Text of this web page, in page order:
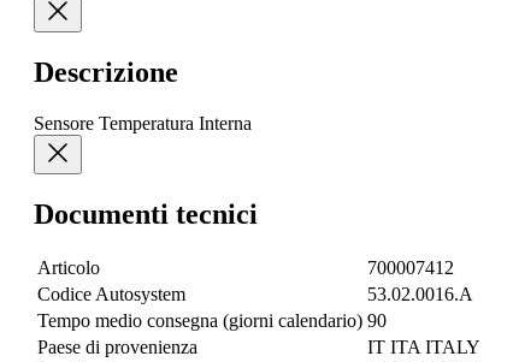
Descrizione
Sensore Temperatura Interna
Documenti tecnici
Articolo
700007412
Codice Autosystem
53.02.0016.A
Tempo medio consegna (giorni calendario) 90
Paese di provenienza
IT ITA ITALY